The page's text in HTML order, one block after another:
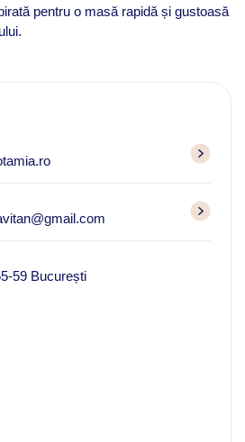
pentru o masă rapidă și gustoasă
59 București